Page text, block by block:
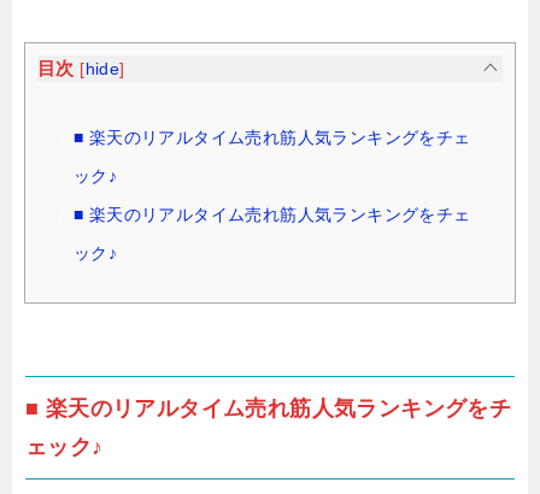
目次 [hide]
■ 楽天のリアルタイム売れ筋人気ランキングをチェ
ック♪
■ 楽天のリアルタイム売れ筋人気ランキングをチェ
ック♪
■ 楽天のリアルタイム売れ筋人気ランキングをチ
ェック♪